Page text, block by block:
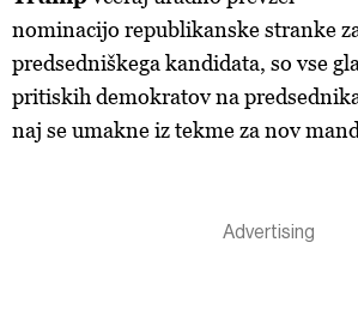
nominacijo republikanske stranke
predsedniškega kandidata, so vse
pritiskih demokratov na
naj se umakne iz tekme za nov